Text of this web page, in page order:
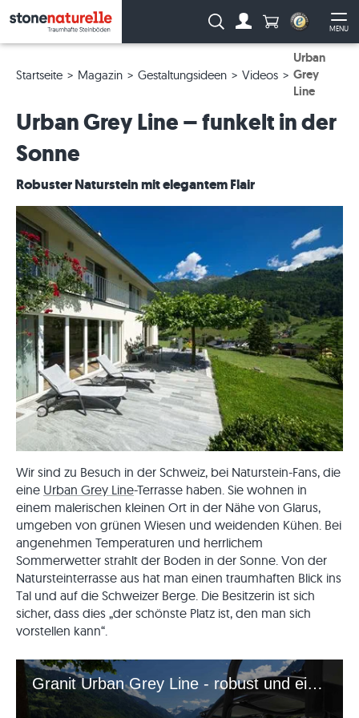
MENU
Suche: Anzahl
Startseite Magazin Gestaltungsideen Videos
Urban
Grey
Line
Urban Grey Line – funkelt in der
Sonne
Robuster Naturstein mit elegantem Flair
Wir sind zu Besuch in der Schweiz, bei Naturstein-Fans, die
eine Urban Grey Line-Terrasse haben. Sie wohnen in
einem malerischen kleinen Ort in der Nähe von Glarus,
umgeben von grünen Wiesen und weidenden Kühen. Bei
angenehmen Temperaturen und herrlichem
Sommerwetter strahlt der Boden in der Sonne. Von der
Natursteinterrasse aus hat man einen traumhaften Blick ins
Tal und auf die Schweizer Berge. Die Besitzerin ist sich
sicher, dass dies „der schönste Platz ist, den man sich
vorstellen kann“.
Granit Urban Grey Line - robust und einzigartig